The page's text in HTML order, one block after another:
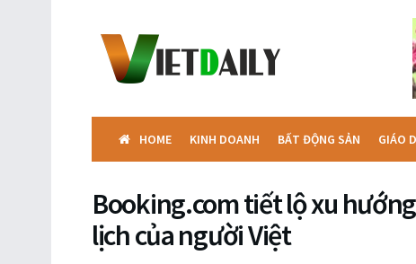
HOME KINH DOANH BẤT ĐỘNG SẢN GIÁO
Booking.com tiết lộ xu
lịch của người Việt